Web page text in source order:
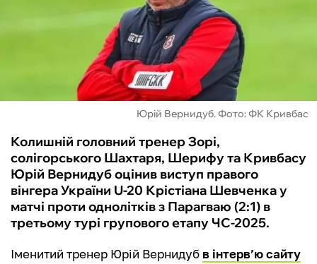
ІНШІ
БУКМЕКЕРИ
Юрій Вернидуб. Фото: ФК Кривбас
Колишній головний тренер Зорі,
солігорського Шахтаря, Шерифу та Кривбасу
Юрій Вернидуб оцінив виступ правого
вінгера України U-20 Крістіана Шевченка у
матчі проти однолітків з Парагваю (2:1) в
третьому турі групового етапу ЧС-2025.
Іменитий тренер Юрій Вернидуб в інтерв’ю сайту